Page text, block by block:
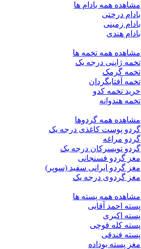
مشاهده همه بادام ها
بادام درختی
بادام زمینی
بادام هندی
مشاهده همه تخمه ها
تخمه ژاپنی درجه یک
تخمه گرمک
تخمه آفتابگردان
خرید تخمه کدو
تخمه هندوانه
مشاهده همه گردوها
گردو پوست کاغذی درجه یک
گردو مراغه
گردو تویسرکان درجه یک
مغز گردو فسنجانی
مغز گردو ایرانی سفید (سوپر)
مغز گردوی درجه یک
مشاهده همه پسته ها
پسته احمد آقایی
پسته اکبری
پسته کله قوچی
پسته فندقی
مغز پسته بوداده